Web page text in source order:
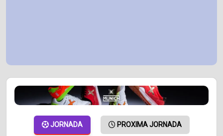
JORNADA PROXIMA JORNADA